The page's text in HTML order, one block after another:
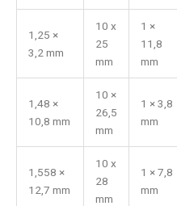
1,25 ×
3,2 mm
10 x
25
mm
1 ×
11,8
mm
1,48 ×
10,8 mm
10 ×
26,5
mm
1 × 3,8
mm
1,558 ×
12,7 mm
10 x
28
mm
1 × 7,8
mm